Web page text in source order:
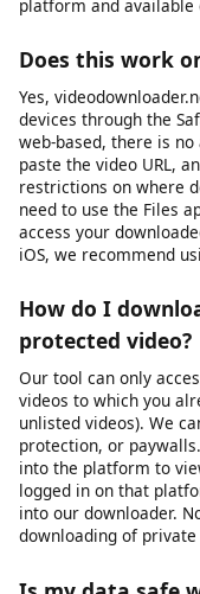
What video
We primarily provide
most widely
platforms. MP4 works
iOS, and most smart
extraction, we
Additional formats
platform and
Yes,
devices through the
paste the video URL,
restrictions on where
need to use the Files
access your
iOS, we recommend
How do I